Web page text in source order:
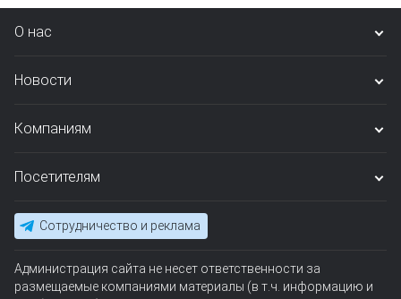
О нас
Новости
Компаниям
Посетителям
Сотрудничество и реклама
Администрация сайта не несет ответственности за
размещаемые компаниями материалы (в т.ч. информацию и